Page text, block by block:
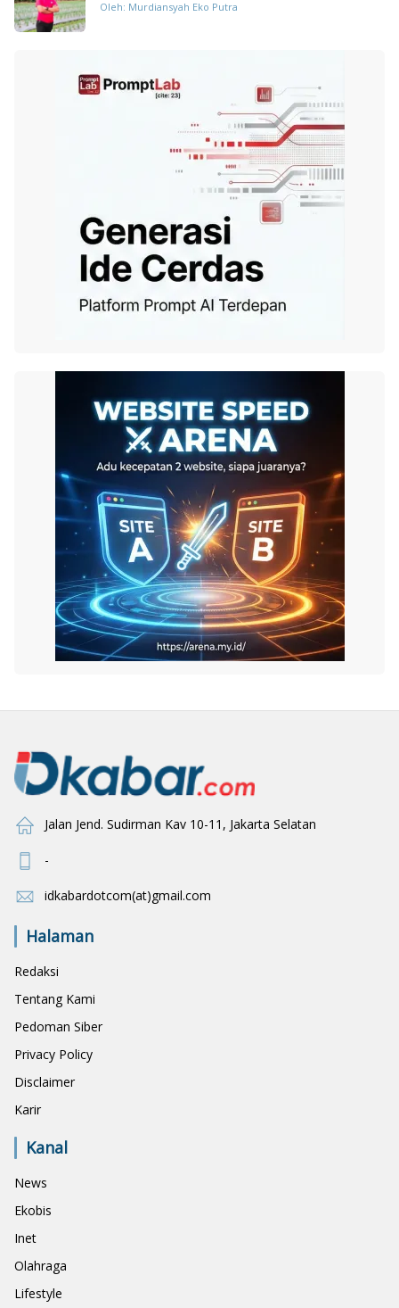
Oleh: Murdiansyah Eko Putra
Jalan Jend. Sudirman Kav 10-11, Jakarta Selatan
-
idkabardotcom(at)gmail.com
Halaman
Redaksi
Tentang Kami
Pedoman Siber
Privacy Policy
Disclaimer
Karir
Kanal
News
Ekobis
Inet
Olahraga
Lifestyle